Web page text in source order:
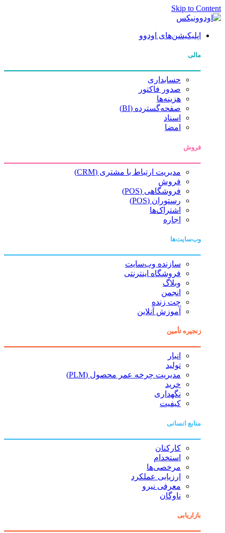
Skip to Content
اپلیکیشن‌های اودوو
مالی
حسابداری
صدور فاکتور
هزینه‌ها
صفحه‌گسترده (BI)
اسناد
امضا
فروش
مدیریت ارتباط با مشتری (CRM)
فروش
فروشگاهی (POS)
رستوران (POS)
اشتراک‌ها
اجاره
وب‌سایت‌ها
سازنده وب‌سایت
فروشگاه اینترنتی
وبلاگ
انجمن
چت زنده
آموزش آنلاین
زنجیره تأمین
انبار
تولید
مدیریت چرخه عمر محصول (PLM)
خرید
نگهداری
کیفیت
منابع انسانی
کارکنان
استخدام
مرخصی‌ها
ارزیابی عملکرد
معرفی نیرو
ناوگان
بازاریابی